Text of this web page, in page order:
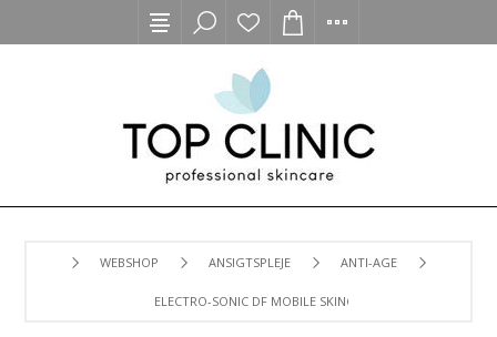
WEBSHOP ANSIGTSPLEJE ANTI-AGE
ELECTRO-SONIC DF MOBILE SKINCARE DEVICE